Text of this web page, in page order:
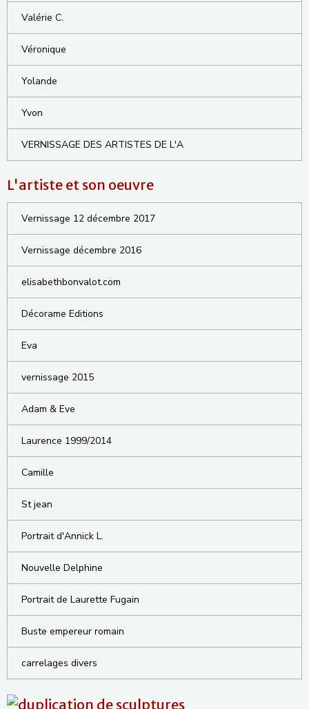
Valérie C.
Véronique
Yolande
Yvon
VERNISSAGE DES ARTISTES DE L'A
L'artiste et son oeuvre
Vernissage 12 décembre 2017
Vernissage décembre 2016
elisabethbonvalot.com
Décorame Editions
Eva
vernissage 2015
Adam & Eve
Laurence 1999/2014
Camille
St jean
Portrait d'Annick L.
Nouvelle Delphine
Portrait de Laurette Fugain
Buste empereur romain
carrelages divers